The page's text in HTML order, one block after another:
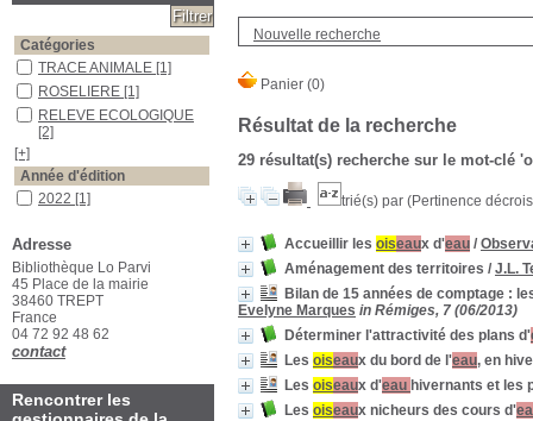
Nouvelle recherche
Résultat de la recherche
29 résultat(s) recherche sur le mot-clé
trié(s) par (Pertinence
Accueillir les oiseaux d'eau /
Aménagement des territoires / J.L.
Bilan de 15 années de comptage :
Evelyne Marques in Rémiges, 7 (06/2013)
Déterminer l'attractivité des plans d'
Les oiseaux du bord de l'eau, en
Les oiseaux d'eau hivernants et les
Les oiseaux nicheurs des cours d'
Catégories
TRACE ANIMALE [1]
ROSELIERE [1]
RELEVE ECOLOGIQUE
[2]
[+]
Année d'édition
2022 [1]
[+]
Auteurs
Trim[1]
Thibault
[+]
Adresse
Bibliothèque Lo Parvi
45 Place de la mairie
38460 TREPT
France
04 72 92 48 62
contact
Rencontrer les